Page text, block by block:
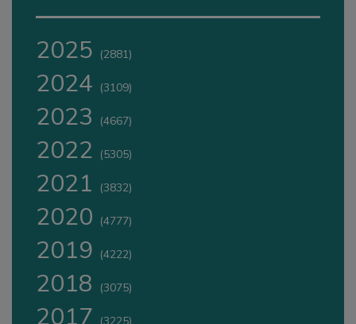
2025 (2881)
2024 (3109)
2023 (4667)
2022 (5305)
2021 (3832)
2020 (4777)
2019 (4222)
2018 (3075)
2017 (3225)